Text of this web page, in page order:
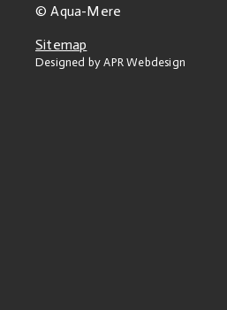
© Aqua-Mere
Sitemap
Designed by APR Webdesign